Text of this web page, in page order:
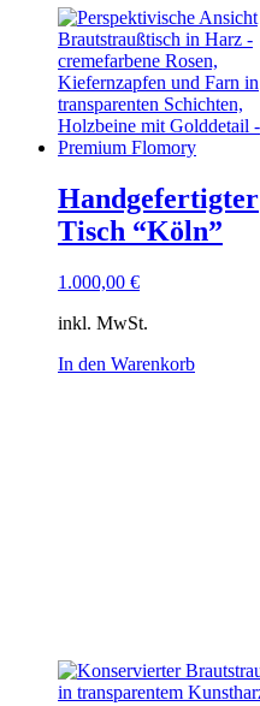
Handgefertigter
Tisch “Köln”
1.000,00 €
inkl. MwSt.
In den Warenkorb